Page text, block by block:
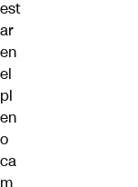
est
ar
en
el
pl
en
o
ca
m